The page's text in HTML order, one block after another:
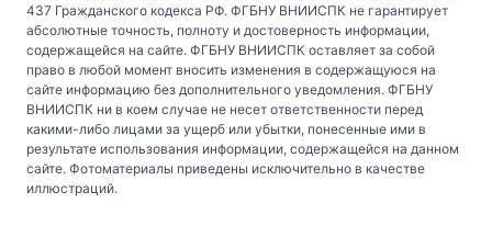
437 Гражданского кодекса РФ. ФГБНУ ВНИИСПК не гарантирует
абсолютные точность, полноту и достоверность информации,
содержащейся на сайте. ФГБНУ ВНИИСПК оставляет за собой
право в любой момент вносить изменения в содержащуюся на
сайте информацию без дополнительного уведомления. ФГБНУ
ВНИИСПК ни в коем случае не несет ответственности перед
какими-либо лицами за ущерб или убытки, понесенные ими в
результате использования информации, содержащейся на данном
сайте. Фотоматериалы приведены исключительно в качестве
иллюстраций.